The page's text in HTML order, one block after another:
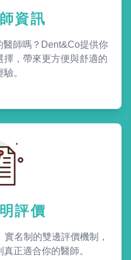
資訊
師嗎？Dent&Co提供你
，帶來更方便與舒適的
。
評價
名制的雙邊評價機制，
正適合你的醫師。